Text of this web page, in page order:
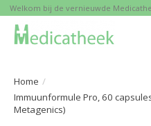
Welkom bij de vernieuwde
Home /
Immuunformule Pro, 60
Metagenics)